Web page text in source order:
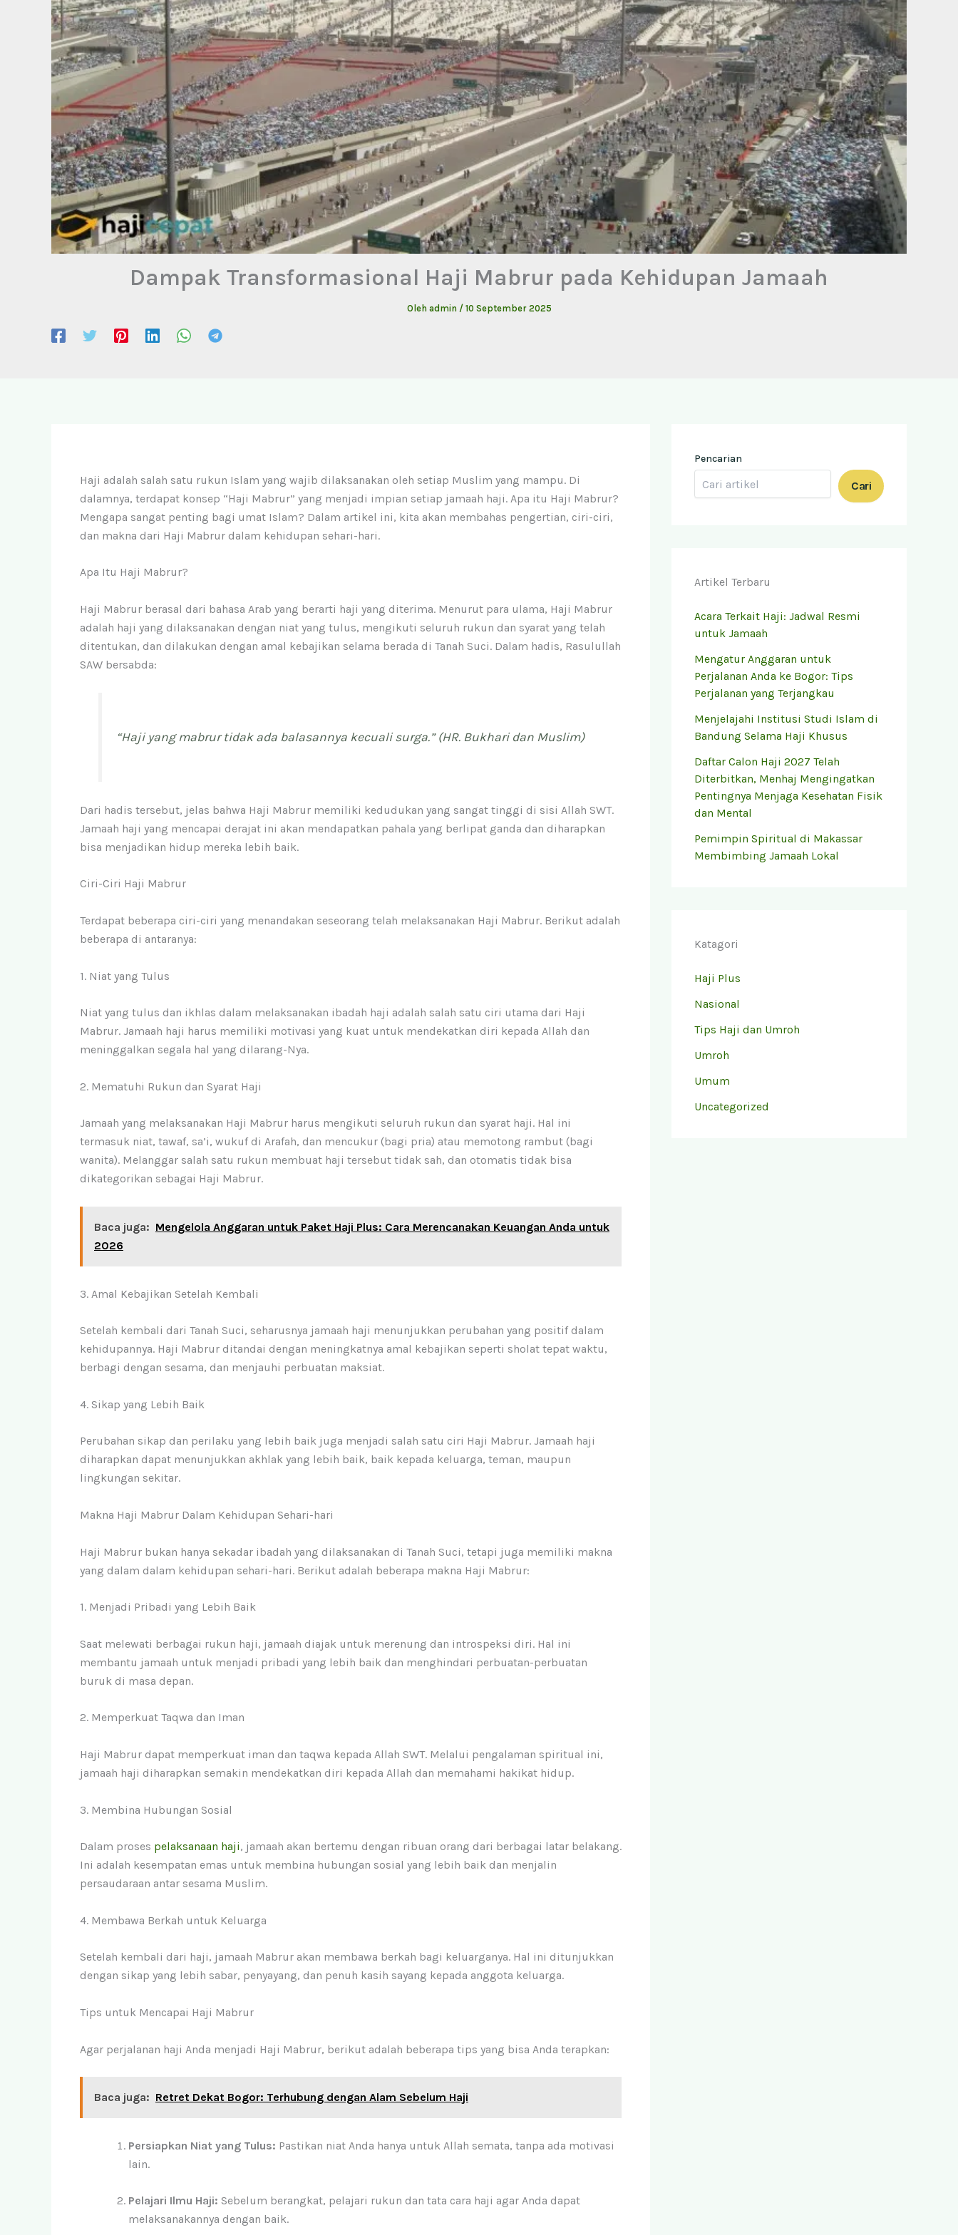
Dampak Transformasional Haji Mabrur pada Kehidupan Jamaah
Oleh admin / 10 September 2025
Haji adalah salah satu rukun Islam yang wajib dilaksanakan oleh setiap Muslim yang mampu. Di
dalamnya, terdapat konsep “Haji Mabrur” yang menjadi impian setiap jamaah haji. Apa itu Haji Mabrur?
Mengapa sangat penting bagi umat Islam? Dalam artikel ini, kita akan membahas pengertian, ciri-ciri,
dan makna dari Haji Mabrur dalam kehidupan sehari-hari.
Apa Itu Haji Mabrur?
Haji Mabrur berasal dari bahasa Arab yang berarti haji yang diterima. Menurut para ulama, Haji Mabrur
adalah haji yang dilaksanakan dengan niat yang tulus, mengikuti seluruh rukun dan syarat yang telah
ditentukan, dan dilakukan dengan amal kebajikan selama berada di Tanah Suci. Dalam hadis, Rasulullah
SAW bersabda:
“Haji yang mabrur tidak ada balasannya kecuali surga.” (HR. Bukhari dan Muslim)
Dari hadis tersebut, jelas bahwa Haji Mabrur memiliki kedudukan yang sangat tinggi di sisi Allah SWT.
Jamaah haji yang mencapai derajat ini akan mendapatkan pahala yang berlipat ganda dan diharapkan
bisa menjadikan hidup mereka lebih baik.
Ciri-Ciri Haji Mabrur
Terdapat beberapa ciri-ciri yang menandakan seseorang telah melaksanakan Haji Mabrur. Berikut adalah
beberapa di antaranya:
1. Niat yang Tulus
Niat yang tulus dan ikhlas dalam melaksanakan ibadah haji adalah salah satu ciri utama dari Haji
Mabrur. Jamaah haji harus memiliki motivasi yang kuat untuk mendekatkan diri kepada Allah dan
meninggalkan segala hal yang dilarang-Nya.
2. Mematuhi Rukun dan Syarat Haji
Jamaah yang melaksanakan Haji Mabrur harus mengikuti seluruh rukun dan syarat haji. Hal ini
termasuk niat, tawaf, sa’i, wukuf di Arafah, dan mencukur (bagi pria) atau memotong rambut (bagi
wanita). Melanggar salah satu rukun membuat haji tersebut tidak sah, dan otomatis tidak bisa
dikategorikan sebagai Haji Mabrur.
Baca juga: Mengelola Anggaran untuk Paket Haji Plus: Cara Merencanakan Keuangan Anda untuk
2026
3. Amal Kebajikan Setelah Kembali
Setelah kembali dari Tanah Suci, seharusnya jamaah haji menunjukkan perubahan yang positif dalam
kehidupannya. Haji Mabrur ditandai dengan meningkatnya amal kebajikan seperti sholat tepat waktu,
berbagi dengan sesama, dan menjauhi perbuatan maksiat.
4. Sikap yang Lebih Baik
Perubahan sikap dan perilaku yang lebih baik juga menjadi salah satu ciri Haji Mabrur. Jamaah haji
diharapkan dapat menunjukkan akhlak yang lebih baik, baik kepada keluarga, teman, maupun
lingkungan sekitar.
Makna Haji Mabrur Dalam Kehidupan Sehari-hari
Haji Mabrur bukan hanya sekadar ibadah yang dilaksanakan di Tanah Suci, tetapi juga memiliki makna
yang dalam dalam kehidupan sehari-hari. Berikut adalah beberapa makna Haji Mabrur:
1. Menjadi Pribadi yang Lebih Baik
Saat melewati berbagai rukun haji, jamaah diajak untuk merenung dan introspeksi diri. Hal ini
membantu jamaah untuk menjadi pribadi yang lebih baik dan menghindari perbuatan-perbuatan
buruk di masa depan.
2. Memperkuat Taqwa dan Iman
Haji Mabrur dapat memperkuat iman dan taqwa kepada Allah SWT. Melalui pengalaman spiritual ini,
jamaah haji diharapkan semakin mendekatkan diri kepada Allah dan memahami hakikat hidup.
3. Membina Hubungan Sosial
Dalam proses pelaksanaan haji, jamaah akan bertemu dengan ribuan orang dari berbagai latar belakang.
Ini adalah kesempatan emas untuk membina hubungan sosial yang lebih baik dan menjalin
persaudaraan antar sesama Muslim.
4. Membawa Berkah untuk Keluarga
Setelah kembali dari haji, jamaah Mabrur akan membawa berkah bagi keluarganya. Hal ini ditunjukkan
dengan sikap yang lebih sabar, penyayang, dan penuh kasih sayang kepada anggota keluarga.
Tips untuk Mencapai Haji Mabrur
Agar perjalanan haji Anda menjadi Haji Mabrur, berikut adalah beberapa tips yang bisa Anda terapkan:
Baca juga: Retret Dekat Bogor: Terhubung dengan Alam Sebelum Haji
Persiapkan Niat yang Tulus: Pastikan niat Anda hanya untuk Allah semata, tanpa ada motivasi
lain.
Pelajari Ilmu Haji: Sebelum berangkat, pelajari rukun dan tata cara haji agar Anda dapat
melaksanakannya dengan baik.
Pencarian
Cari
Artikel Terbaru
Acara Terkait Haji: Jadwal Resmi
untuk Jamaah
Mengatur Anggaran untuk
Perjalanan Anda ke Bogor: Tips
Perjalanan yang Terjangkau
Menjelajahi Institusi Studi Islam di
Bandung Selama Haji Khusus
Daftar Calon Haji 2027 Telah
Diterbitkan, Menhaj Mengingatkan
Pentingnya Menjaga Kesehatan Fisik
dan Mental
Pemimpin Spiritual di Makassar
Membimbing Jamaah Lokal
Katagori
Haji Plus
Nasional
Tips Haji dan Umroh
Umroh
Umum
Uncategorized